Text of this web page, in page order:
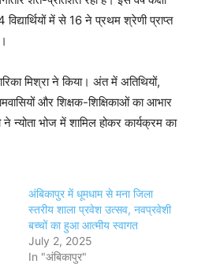
विद्यार्थियों में से 16 ने प्रथम श्रेणी प्राप्त
मिश्रा ने किया। अंत में अतिथियों,
और शिक्षक-शिक्षिकाओं का आभार
न्योता भोज में शामिल होकर कार्यक्रम का
अंबिकापुर में धूमधाम से मना जिला
स्तरीय शाला प्रवेश उत्सव, नवप्रवेशी
बच्चों का हुआ आत्मीय स्वागत
July 2, 2025
In "अंबिकापुर"